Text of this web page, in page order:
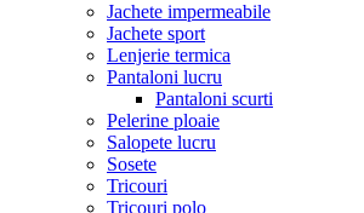
Jachete impermeabile
Jachete sport
Lenjerie termica
Pantaloni lucru
Pantaloni scurti
Pelerine ploaie
Salopete lucru
Sosete
Tricouri
Tricouri polo